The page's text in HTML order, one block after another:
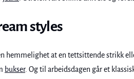
styles
hemmelighet at en tettsittende strikk
bukser. Og til arbeidsdagen går et